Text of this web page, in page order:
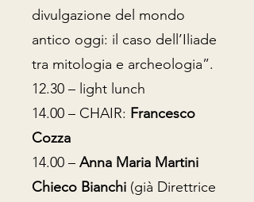
divulgazione del mondo
antico oggi: il caso dell’Iliade
tra mitologia e archeologia”.
12.30 – light lunch
14.00 – CHAIR: Francesco
Cozza
14.00 – Anna Maria Martini
Chieco Bianchi (già Direttrice